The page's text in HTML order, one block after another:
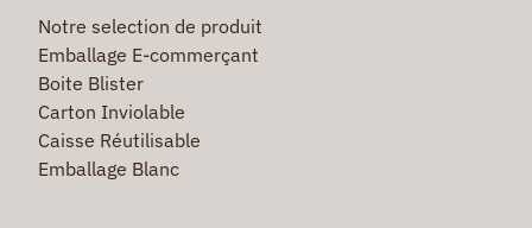
Notre selection de produit
Emballage E-commerçant
Boite Blister
Carton Inviolable
Caisse Réutilisable
Emballage Blanc